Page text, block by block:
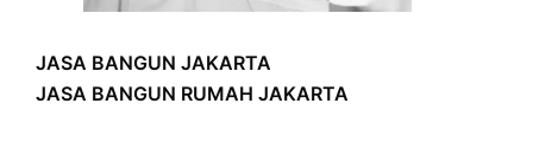
JASA BANGUN JAKARTA
JASA BANGUN RUMAH JAKARTA